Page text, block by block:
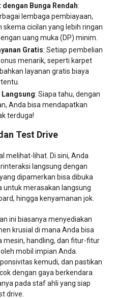
Bunga Rendah:
lembaga pembiayaan,
cicilan yang lebih ringan
uang muka (DP) minim.
Gratis: Setiap pembelian
menarik, seperti karpet
layanan gratis biaya
Langsung: Siapa tahu, dengan
Anda bisa mendapatkan
terduga!
Test Drive
melihat-lihat. Di sini, Anda
langsung dengan
dipamerkan bisa dibuka
untuk merasakan langsung
hingga kenyamanan jok.
ini biasanya menyediakan
krusial di mana Anda bisa
handling, dan fitur-fitur
mobil impian Anda.
kemudi, dan pastikan
dengan gaya berkendara
pada staf ahli yang siap
drive.